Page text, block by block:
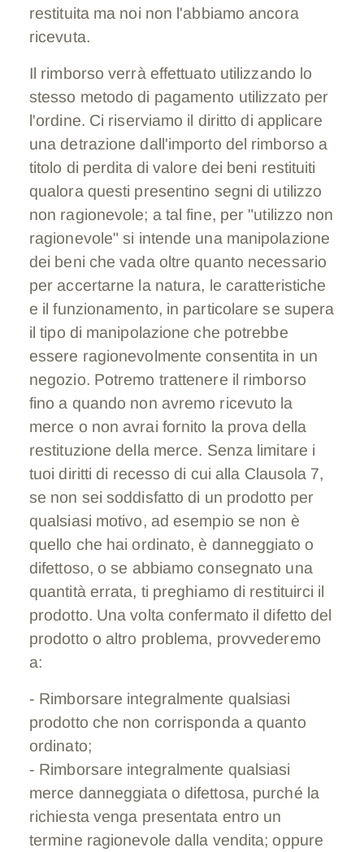
restituita ma noi non l'abbiamo ancora
ricevuta.
Il rimborso verrà effettuato utilizzando lo
stesso metodo di pagamento utilizzato per
l'ordine. Ci riserviamo il diritto di applicare
una detrazione dall'importo del rimborso a
titolo di perdita di valore dei beni restituiti
qualora questi presentino segni di utilizzo
non ragionevole; a tal fine, per "utilizzo non
ragionevole" si intende una manipolazione
dei beni che vada oltre quanto necessario
per accertarne la natura, le caratteristiche
e il funzionamento, in particolare se supera
il tipo di manipolazione che potrebbe
essere ragionevolmente consentita in un
negozio. Potremo trattenere il rimborso
fino a quando non avremo ricevuto la
merce o non avrai fornito la prova della
restituzione della merce. Senza limitare i
tuoi diritti di recesso di cui alla Clausola 7,
se non sei soddisfatto di un prodotto per
qualsiasi motivo, ad esempio se non è
quello che hai ordinato, è danneggiato o
difettoso, o se abbiamo consegnato una
quantità errata, ti preghiamo di restituirci il
prodotto. Una volta confermato il difetto del
prodotto o altro problema, provvederemo
a:
- Rimborsare integralmente qualsiasi
prodotto che non corrisponda a quanto
ordinato;
- Rimborsare integralmente qualsiasi
merce danneggiata o difettosa, purché la
richiesta venga presentata entro un
termine ragionevole dalla vendita; oppure